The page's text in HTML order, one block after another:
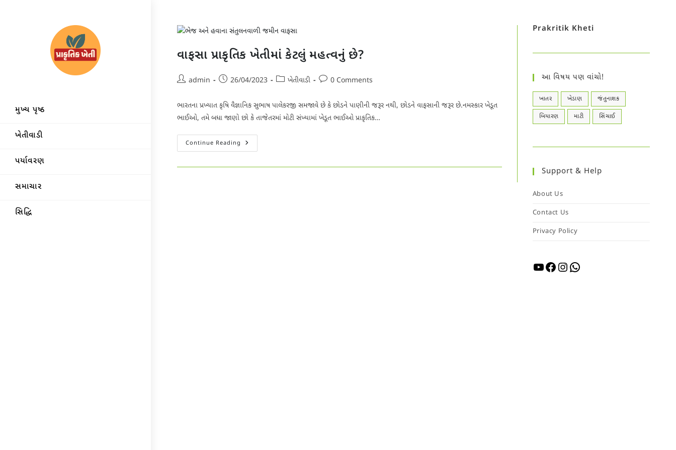
મુખ્ય પૃષ્ઠ
ખેતીવાડી
પર્યાવરણ
સમાચાર
સિદ્ધિ
વાફસા પ્રાકૃતિક ખેતીમાં કેટલું મહત્વનું છે?
Postadmin
Post26/04/2023
Postખેતીવાડી
Post0 Comments
ભારતના પ્રખ્યાત કૃષિ વૈજ્ઞાનિક સુભાષ પાલેકરજી સમજાવે છે કે છોડને પાણીની જરૂર નથી, છોડને વાફસાની જરૂર છે.નમસ્કાર ખેડૂત
ભાઈઓ, તમે બધા જાણો છો કે તાજેતરમાં મોટી સંખ્યામાં ખેડૂત ભાઈઓ પ્રાકૃતિક…
Continue Reading વાફસા
પ્રાકૃતિક
Prakritik Kheti
આ વિષય પણ વાંચો!
ખાતર ખેડાણ જંતુનાશક
બિયારણ માટી સિંચાઈ
Support & Help
About Us
Contact Us
Privacy Policy
YouTube
FacebookInstagram